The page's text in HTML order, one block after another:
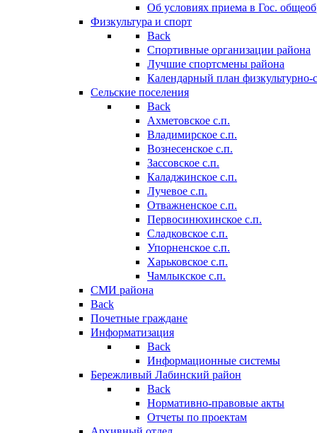
Об условиях приема в Гос.
Физкультура и спорт
Back
Спортивные организации района
Лучшие спортсмены района
Календарный план
Сельские поселения
Back
Ахметовское с.п.
Владимирское с.п.
Вознесенское с.п.
Зассовское с.п.
Каладжинское с.п.
Лучевое с.п.
Отважненское с.п.
Первосинюхинское с.п.
Сладковское с.п.
Упорненское с.п.
Харьковское с.п.
Чамлыкское с.п.
СМИ района
Back
Почетные граждане
Информатизация
Back
Информационные системы
Бережливый Лабинский район
Back
Нормативно-правовые акты
Отчеты по проектам